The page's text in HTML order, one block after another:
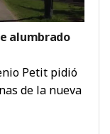
alumbrado
Petit pidió
de la nueva